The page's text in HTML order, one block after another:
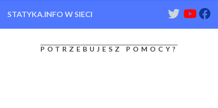
STATYKA.INFO W SIECI
POTRZEBUJESZ POMOCY?